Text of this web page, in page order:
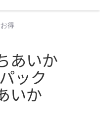
得
あいか
ック
いか